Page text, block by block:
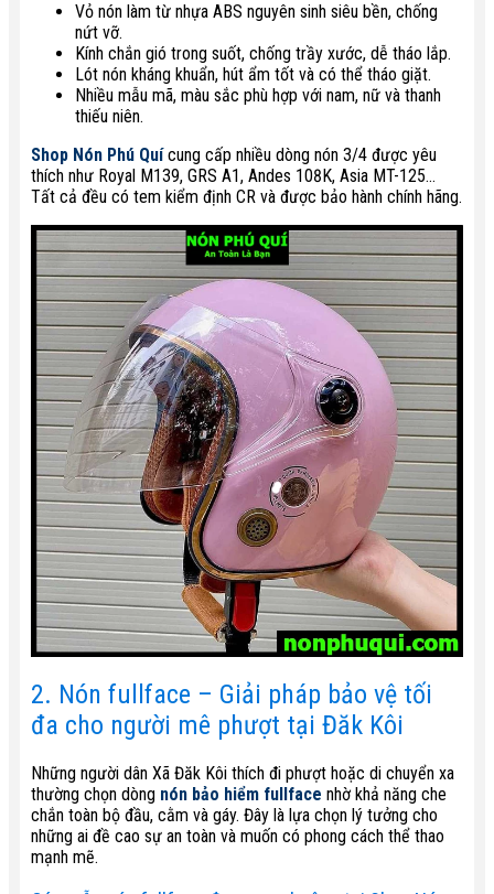
Vỏ nón làm từ nhựa ABS nguyên sinh siêu bền, chống
nứt vỡ.
Kính chắn gió trong suốt, chống trầy xước, dễ tháo lắp.
Lót nón kháng khuẩn, hút ẩm tốt và có thể tháo giặt.
Nhiều mẫu mã, màu sắc phù hợp với nam, nữ và thanh
thiếu niên.
Shop Nón Phú Quícung cấp nhiều dòng nón 3/4 được yêu
thích như Royal M139, GRS A1, Andes 108K, Asia MT-125...
Tất cả đều có tem kiểm định CR và được bảo hành chính hãng.
2. Nón fullface – Giải pháp bảo vệ tối
đa cho người mê phượt tại Đăk Kôi
Những người dân Xã Đăk Kôi thích đi phượt hoặc di chuyển xa
thường chọn dòng nón bảo hiểm fullface nhờ khả năng che
chắn toàn bộ đầu, cằm và gáy. Đây là lựa chọn lý tưởng cho
những ai đề cao sự an toàn và muốn có phong cách thể thao
mạnh mẽ.